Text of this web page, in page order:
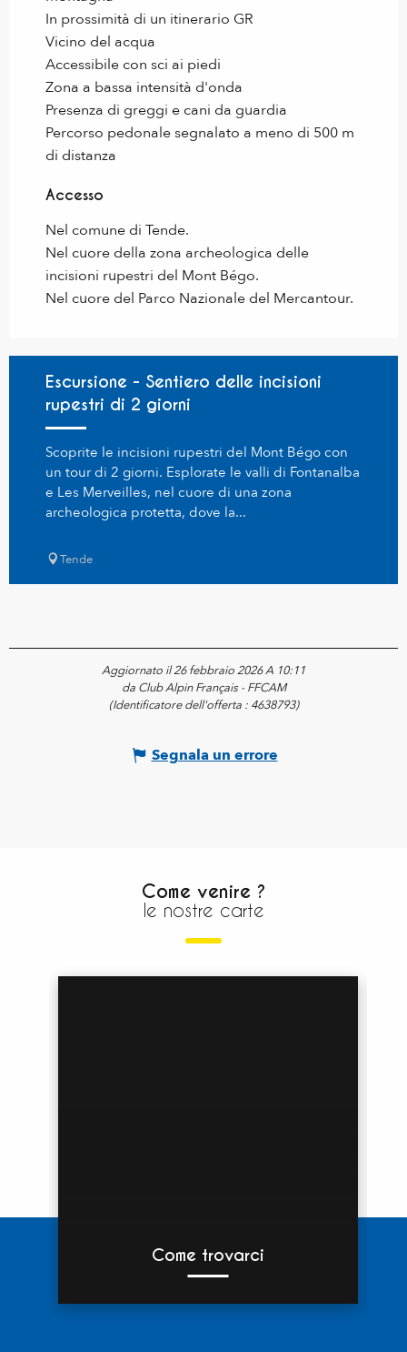
In prossimità di un itinerario GR
Vicino del acqua
Accessibile con sci ai piedi
Zona a bassa intensità d'onda
Presenza di greggi e cani da guardia
Percorso pedonale segnalato a meno di 500 m
di distanza
Accesso
Accesso
Nel comune di Tende.
Nel cuore della zona archeologica delle
incisioni rupestri del Mont Bégo.
Nel cuore del Parco Nazionale del Mercantour.
Escursione - Sentiero delle incisioni
rupestri di 2 giorni
Scoprite le incisioni rupestri del Mont Bégo con
un tour di 2 giorni. Esplorate le valli di Fontanalba
e Les Merveilles, nel cuore di una zona
archeologica protetta, dove la...
Tende
Aggiornato il 26 febbraio 2026 A 10:11
da Club Alpin Français - FFCAM
(Identificatore dell'offerta : 4638793)
Segnala un errore
Come venire ?
le nostre carte
Come trovarci